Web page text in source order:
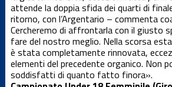
attende la doppia sfida dei quarti di
ritorno, con l’Argentario – commenta
Cercheremo di affrontarla con il giusto
fare del nostro meglio. Nella scorsa
è stata completamente rinnovata,
elementi del precedente organico. Non
soddisfatti di quanto fatto finora».
Serie D
femminile
Serie D
maschile